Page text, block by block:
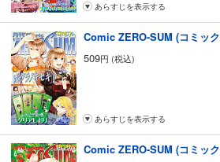
あらすじを表示する
509円 (税込)
あらすじを表示する